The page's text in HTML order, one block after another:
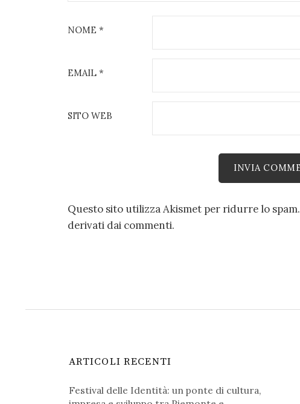
NOME *
EMAIL *
SITO WEB
Questo sito utilizza Akismet per ridurre lo spam.
derivati dai commenti.
ARTICOLI RECENTI
Festival delle Identità: un ponte di cultura,